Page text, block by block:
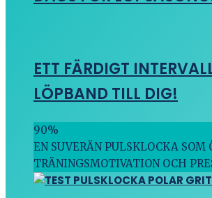
ETT FÄRDIGT
LÖPBAND TILL DIG!
90%
EN SUVERÄN PULSKLOCKA SOM
TRÄNINGSMOTIVATION OCH